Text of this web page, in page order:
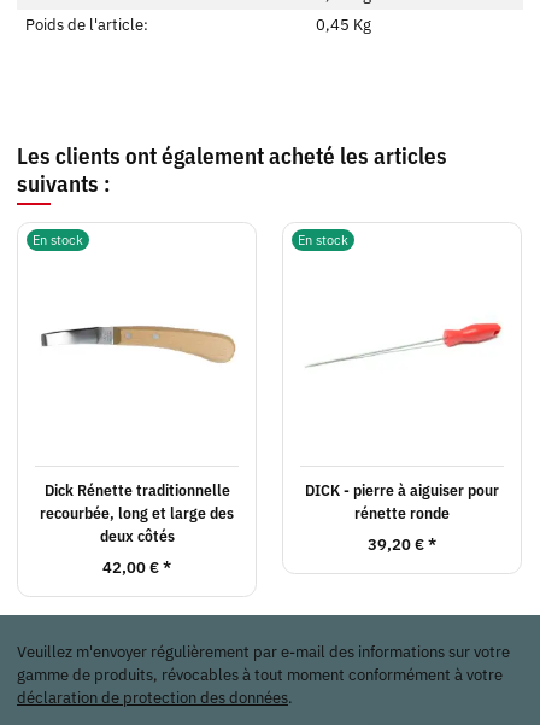
Poids de l'article:
0,45 Kg
Les clients ont également acheté les articles
suivants :
En stock
Dick Rénette traditionnelle
recourbée, long et large des
deux côtés
42,00 €*
En stock
DICK - pierre à aiguiser pour
rénette ronde
39,20 €*
Veuillez m'envoyer régulièrement par e-mail des informations sur votre
gamme de produits, révocables à tout moment conformément à votre
déclaration de protection des données.